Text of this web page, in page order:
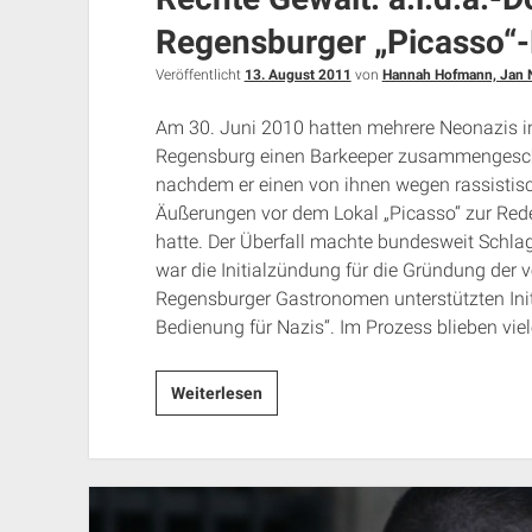
Regensburger
Veröffentlicht 13. August 2011 von Hannah Hofmann, Jan
Am 30. Juni 2010 hatten mehrere Neonazis
Regensburg einen Barkeeper
nachdem er einen von ihnen wegen
Äußerungen vor dem Lokal „Picasso“ zur
hatte. Der Überfall machte bundesweit
war die Initialzündung für die Gründung der
Regensburger Gastronomen unterstützten
Bedienung für Nazis“. Im Prozess blieben
WeiterlesenRechte
Gewalt: